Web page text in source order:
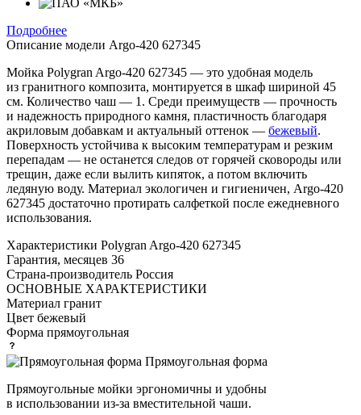
Подробнее
Описание модели Argo-420 627345
Мойка Polygran Argo-420 627345 — это удобная модель
из гранитного композита, монтируется в шкаф шириной 45
см. Количество чаш — 1. Среди преимуществ — прочность
и надежность природного камня, пластичность благодаря
акриловым добавкам и актуальный оттенок — бежевый.
Поверхность устойчива к высоким температурам и резким
перепадам — не останется следов от горячей сковороды или
трещин, даже если вылить кипяток, а потом включить
ледяную воду. Материал экологичен и гигиеничен, Argo-420
627345 достаточно протирать салфеткой после ежедневного
использования.
Характеристики Polygran Argo-420 627345
Гарантия, месяцев 36
Страна-производитель Россия
ОСНОВНЫЕ ХАРАКТЕРИСТИКИ
Материал гранит
Цвет бежевый
Форма прямоугольная
Прямоугольная форма
Прямоугольные мойки эргономичны и удобны
в использовании из-за вместительной чаши.